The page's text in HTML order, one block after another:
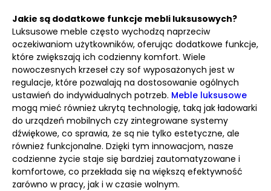
Jakie są dodatkowe funkcje mebli luksusowych?
Luksusowe meble często wychodzą naprzeciw
oczekiwaniom użytkowników, oferując dodatkowe funkcje,
które zwiększają ich codzienny komfort. Wiele
nowoczesnych krzeseł czy sof wyposażonych jest w
regulacje, które pozwalają na dostosowanie ogólnych
ustawień do indywidualnych potrzeb. Meble luksusowe
mogą mieć również ukrytą technologię, taką jak ładowarki
do urządzeń mobilnych czy zintegrowane systemy
dźwiękowe, co sprawia, że są nie tylko estetyczne, ale
również funkcjonalne. Dzięki tym innowacjom, nasze
codzienne życie staje się bardziej zautomatyzowane i
komfortowe, co przekłada się na większą efektywność
zarówno w pracy, jak i w czasie wolnym.